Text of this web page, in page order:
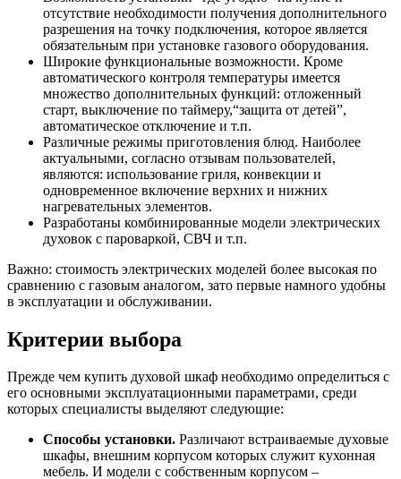
отсутствие необходимости получения дополнительного
разрешения на точку подключения, которое является
обязательным при установке газового оборудования.
Широкие функциональные возможности. Кроме
автоматического контроля температуры имеется
множество дополнительных функций: отложенный
старт, выключение по таймеру,“защита от детей”,
автоматическое отключение и т.п.
Различные режимы приготовления блюд. Наиболее
актуальными, согласно отзывам пользователей,
являются: использование гриля, конвекции и
одновременное включение верхних и нижних
нагревательных элементов.
Разработаны комбинированные модели электрических
духовок с пароваркой, СВЧ и т.п.
Важно: стоимость электрических моделей более высокая по
сравнению с газовым аналогом, зато первые намного удобны
в эксплуатации и обслуживании.
Критерии выбора
Прежде чем купить духовой шкаф необходимо определиться с
его основными эксплуатационными параметрами, среди
которых специалисты выделяют следующие:
Способы установки. Различают встраиваемые духовые
шкафы, внешним корпусом которых служит кухонная
мебель. И модели с собственным корпусом –